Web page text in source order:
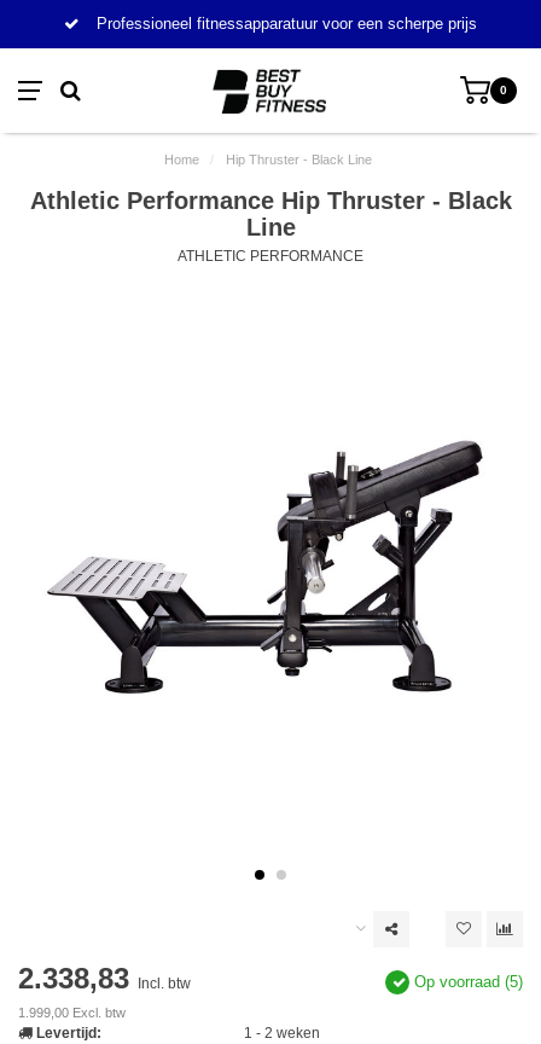
Professioneel fitnessapparatuur voor een scherpe prijs
0
Home / Hip Thruster - Black Line
Athletic Performance Hip Thruster - Black
Line
ATHLETIC PERFORMANCE
2.338,83 Incl. btw
1.999,00 Excl. btw
Op voorraad (5)
Levertijd: 1 - 2 weken